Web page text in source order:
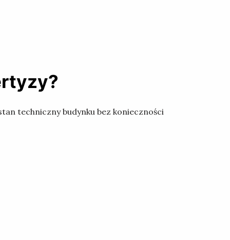
techniczny budynku bez konieczności